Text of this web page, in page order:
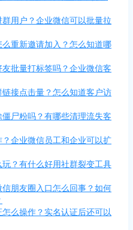
用户？企业微信可以批量拉
重新邀请加入？怎么知道哪
批量打标签吗？企业微信客
接点击量？怎么知道客户访
尸粉吗？有哪些清理流失客
企业微信员工和企业可以扩
？有什么好用社群裂变工具
朋友圈入口怎么回事？如何
么操作？实名认证后还可以